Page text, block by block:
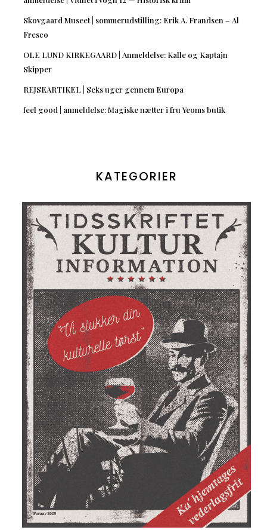
Skovgaard Museet | sommerudstilling: Erik A. Frandsen – Al
Fresco
OLE LUND KIRKEGAARD | Anmeldelse: Kalle og Kaptajn
Skipper
REJSEARTIKEL | Seks uger gennem Europa
feel good | anmeldelse: Magiske nætter i fru Yeoms butik
KATEGORIER